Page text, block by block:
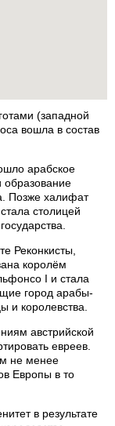
(западной
вошла в состав
арабское
образование
Позже халифат
столицей
Реконкисты,
королём
I и стала
город арабы-
и королевства.
австрийской
евреев.
не менее
Европы в то
в результате